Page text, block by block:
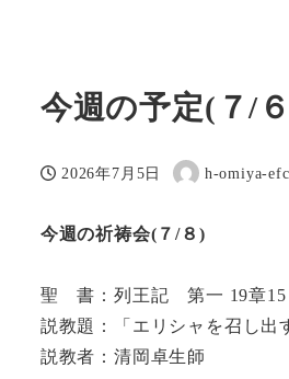
今週の予定(７/
投稿日
2026年7月5日
著
h-omiya-efc
今週の祈祷会(７/８)
聖 書：列王記 第一 19章15
説教題：「エリシャを召し出
説教者：清岡卓生師